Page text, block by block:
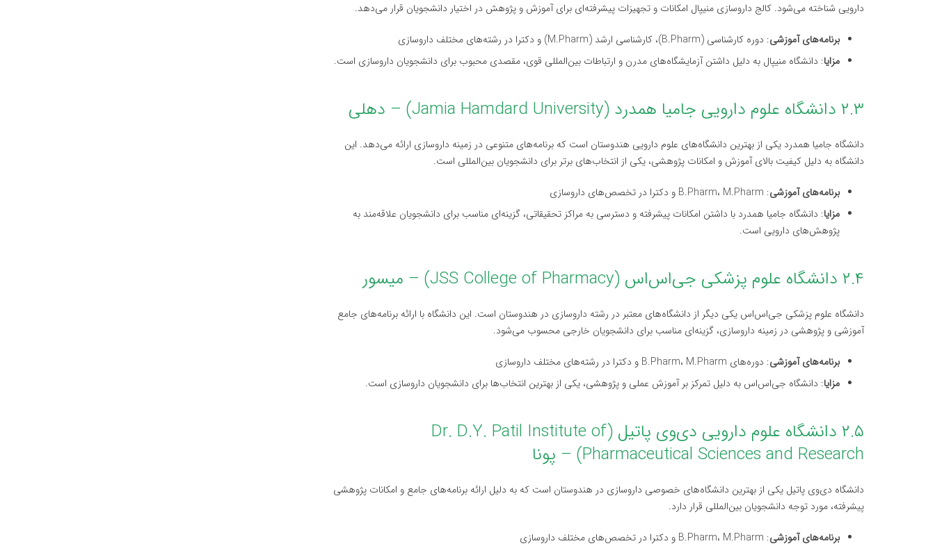
دارویی شناخته می‌شود. کالج داروسازی منیپال امکانات و تجهیزات پیشرفته‌ای برای آموزش و پژوهش در اختیار دانشجویان قرار می‌دهد.
برنامه‌های آموزشی: دوره کارشناسی (B.Pharm)، کارشناسی ارشد (M.Pharm) و دکترا در رشته‌های مختلف داروسازی
مزایا: دانشگاه منیپال به دلیل داشتن آزمایشگاه‌های مدرن و ارتباطات بین‌المللی قوی، مقصدی محبوب برای دانشجویان داروسازی است.
۲.۳ دانشگاه علوم دارویی جامیا همدرد (Jamia Hamdard University) – دهلی
دانشگاه جامیا همدرد یکی از بهترین دانشگاه‌های علوم دارویی هندوستان است که برنامه‌های متنوعی در زمینه داروسازی ارائه می‌دهد. این
دانشگاه به دلیل کیفیت بالای آموزش و امکانات پژوهشی، یکی از انتخاب‌های برتر برای دانشجویان بین‌المللی است.
برنامه‌های آموزشی: B.Pharm، M.Pharm و دکترا در تخصص‌های داروسازی
مزایا: دانشگاه جامیا همدرد با داشتن امکانات پیشرفته و دسترسی به مراکز تحقیقاتی، گزینه‌ای مناسب برای دانشجویان علاقه‌مند به
پژوهش‌های دارویی است.
۲.۴ دانشگاه علوم پزشکی جی‌اس‌اس (JSS College of Pharmacy) – میسور
دانشگاه علوم پزشکی جی‌اس‌اس یکی دیگر از دانشگاه‌های معتبر در رشته داروسازی در هندوستان است. این دانشگاه با ارائه برنامه‌های جامع
آموزشی و پژوهشی در زمینه داروسازی، گزینه‌ای مناسب برای دانشجویان خارجی محسوب می‌شود.
برنامه‌های آموزشی: دوره‌های B.Pharm، M.Pharm و دکترا در رشته‌های مختلف داروسازی
مزایا: دانشگاه جی‌اس‌اس به دلیل تمرکز بر آموزش عملی و پژوهشی، یکی از بهترین انتخاب‌ها برای دانشجویان داروسازی است.
۲.۵ دانشگاه علوم دارویی دی‌وی پاتیل (Dr. D.Y. Patil Institute of
Pharmaceutical Sciences and Research) – پونا
دانشگاه دی‌وی پاتیل یکی از بهترین دانشگاه‌های خصوصی داروسازی در هندوستان است که به دلیل ارائه برنامه‌های جامع و امکانات پژوهشی
پیشرفته، مورد توجه دانشجویان بین‌المللی قرار دارد.
برنامه‌های آموزشی: B.Pharm، M.Pharm و دکترا در تخصص‌های مختلف داروسازی